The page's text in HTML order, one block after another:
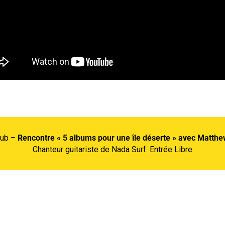
– Rencontre « 5 albums pour une île déserte » avec
Chanteur guitariste de Nada Surf. Entrée Libre